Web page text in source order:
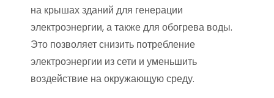
на крышах зданий для генерации
электроэнергии, а также для обогрева воды.
Это позволяет снизить потребление
электроэнергии из сети и уменьшить
воздействие на окружающую среду.